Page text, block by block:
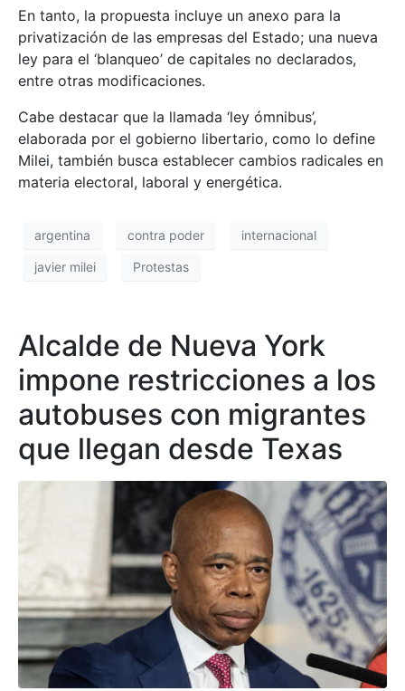
En tanto, la propuesta incluye un anexo para la
privatización de las empresas del Estado; una nueva
ley para el ‘blanqueo’ de capitales no declarados,
entre otras modificaciones.
Cabe destacar que la llamada ‘ley ómnibus’,
elaborada por el gobierno libertario, como lo define
Milei, también busca establecer cambios radicales en
materia electoral, laboral y energética.
argentina contra poder internacional
javier milei Protestas
Alcalde de Nueva York
impone restricciones a los
autobuses con migrantes
que llegan desde Texas